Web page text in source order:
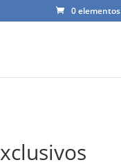
0 elementos